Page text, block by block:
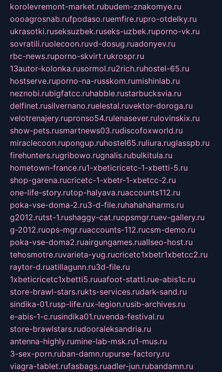
korolevremont-market.rubudem-znakomye.ru
oooagrosnab.rufpodaso.ruemfire.rupro-otdelky.ru
ukrasotki.ruseksuzbek.ruseks-uzbek.ruporno-vk.ru
sovratili.ruolecoon.ruvd-dosug.ruadonyev.ru
rbc-news.ruporno-skvirt.rukrospr.ru
13autor-kolonka.rusormol.ru2rich.ruhostel-65.ru
hostserve.ruporno-na-russkom.rumishinlab.ru
neznobi.rubigfatcc.ruhabble.rustarbucksvia.ru
delfinet.rusilvernano.ruelestal.ruvektor-doroga.ru
velotrenajery.rupronso54.rulenasever.rulovinskix.ru
show-pets.rusmartnews03.rudiscofoxworld.ru
miraclecoon.rupongup.ruhostel65.ruliura.ruglasspb.ru
firehunters.rugribowo.rugnalis.rubulkitula.ru
hometown-france.ru1-xbeticricetc-1-xbetti-5.ru
shop-garena.rucricetc-1-xbetr-1-xbetcc-2.ru
one-life-story.rutop-halyava.ruaccounts112.ru
poka-vse-doma-2.ru3-d-file.ruhahahaharms.ru
g2012.rutst-1.rushaggy-cat.ruopsmgr.ruev-gallery.ru
g-2012.ruops-mgr.ruaccounts-112.rucsm-demo.ru
poka-vse-doma2.ruairgungames.ruallseo-host.ru
tehosmotre.ruvarieta-yug.rucricetc1xbetr1xbetcc2.ru
raytor-d.ruatillagunn.ru3d-file.ru
1xbeticricetc1xbetti5.ruuafoot-statti.rue-abis1c.ru
store-brawl-stars.rukts-services.rudark-sand.ru
sindika-01.rusp-life.rux-legion.rusib-archives.ru
e-abis-1-c.rusindika01.ruvenda-festival.ru
store-brawlstars.rudooraleksandria.ru
antenna-highly.rumine-lab-msk.ru1-mus.ru
3-sex-porn.ruban-damn.rupurse-factory.ru
viagra-tablet.rufasbags.ruadler-jun.rubandamn.ru